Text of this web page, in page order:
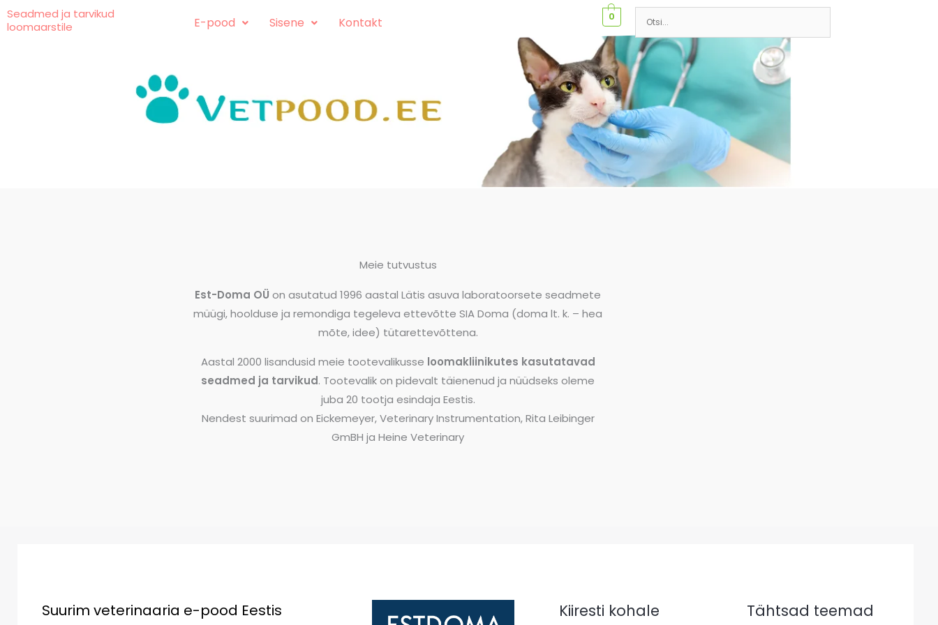
content
Skip
to
Seadmed ja tarvikud
loomaarstile
E-pood Sisene Kontakt 0
Meie tutvustus
Est-Doma OÜ on asutatud 1996 aastal Lätis asuva laboratoorsete seadmete
müügi, hoolduse ja remondiga tegeleva ettevõtte SIA Doma (doma lt. k. – hea
mõte, idee) tütarettevõttena.
Aastal 2000 lisandusid meie tootevalikusse loomakliinikutes kasutatavad
seadmed ja tarvikud. Tootevalik on pidevalt täienenud ja nüüdseks oleme
juba 20 tootja esindaja Eestis.
Nendest suurimad on Eickemeyer, Veterinary Instrumentation, Rita Leibinger
GmBH ja Heine Veterinary
Suurim veterinaaria e-pood Eestis Kiiresti kohale Tähtsad teemad